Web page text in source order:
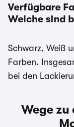
Verfügbare
Welche sind
Schwarz, Weiß
Farben.
bei den
Wege zu